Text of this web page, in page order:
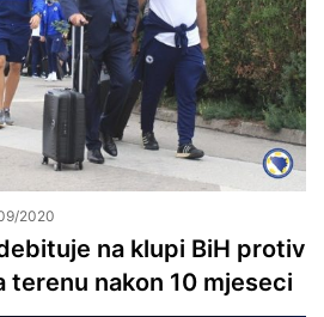
2020
na klupi BiH protiv
terenu nakon 10 mjeseci